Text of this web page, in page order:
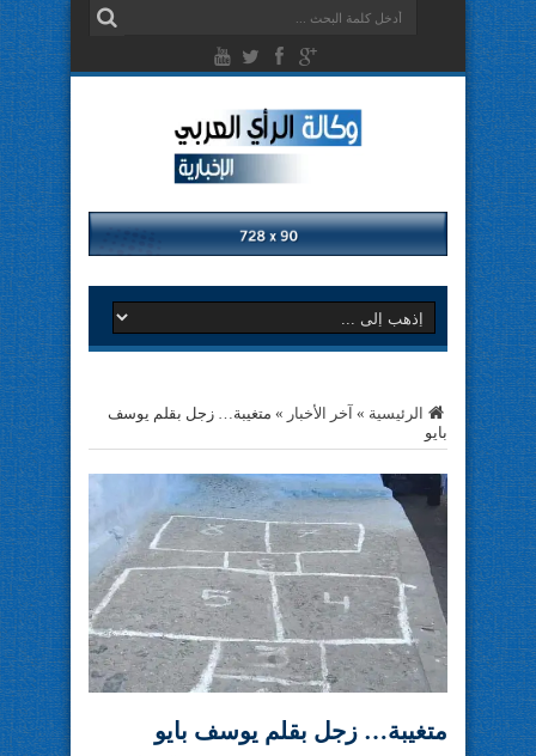
الرئيسية » آخر الأخبار » متغيبة… زجل بقلم يوسف
بايو
متغيبة… زجل بقلم يوسف بايو